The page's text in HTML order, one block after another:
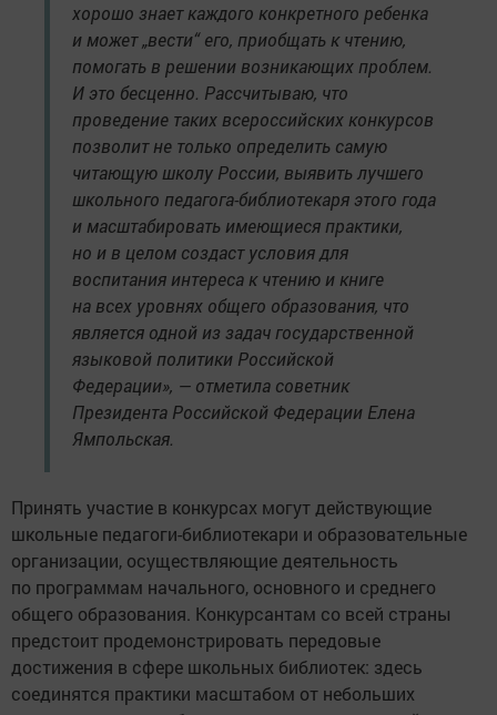
хорошо знает каждого конкретного ребенка
и может „вести“ его, приобщать к чтению,
помогать в решении возникающих проблем.
И это бесценно. Рассчитываю, что
проведение таких всероссийских конкурсов
позволит не только определить самую
читающую школу России, выявить лучшего
школьного педагога-библиотекаря этого года
и масштабировать имеющиеся практики,
но и в целом создаст условия для
воспитания интереса к чтению и книге
на всех уровнях общего образования, что
является одной из задач государственной
языковой политики Российской
Федерации», — отметила советник
Президента Российской Федерации Елена
Ямпольская.
Принять участие в конкурсах могут действующие
школьные педагоги-библиотекари и образовательные
организации, осуществляющие деятельность
по программам начального, основного и среднего
общего образования. Конкурсантам со всей страны
предстоит продемонстрировать передовые
достижения в сфере школьных библиотек: здесь
соединятся практики масштабом от небольших